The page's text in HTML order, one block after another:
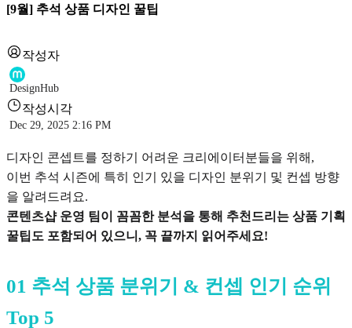
[9월] 추석 상품 디자인 꿀팁
작성자
DesignHub
작성시각
Dec 29, 2025 2:16 PM
디자인 콘셉트를 정하기 어려운 크리에이터분들을 위해,
이번 추석 시즌에 특히 인기 있을 디자인 분위기 및 컨셉 방향
을 알려드려요.
콘텐츠샵 운영 팀이 꼼꼼한 분석을 통해 추천드리는 상품 기획
꿀팁도 포함되어 있으니, 꼭 끝까지 읽어주세요!
01 추석 상품 분위기 & 컨셉 인기 순위
Top 5